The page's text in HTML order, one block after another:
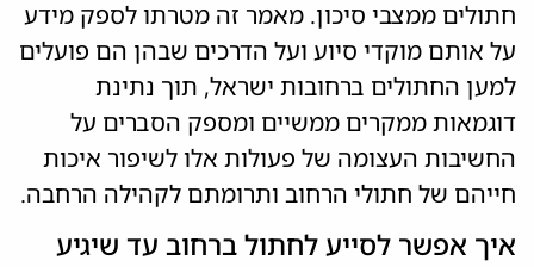
חתולים ממצבי סיכון. מאמר זה מטרתו לספק מידע
על אותם מוקדי סיוע ועל הדרכים שבהן הם פועלים
למען החתולים ברחובות ישראל, תוך נתינת
דוגמאות ממקרים ממשיים ומספק הסברים על
החשיבות העצומה של פעולות אלו לשיפור איכות
חייהם של חתולי הרחוב ותרומתם לקהילה הרחבה.
איך אפשר לסייע לחתול ברחוב עד שיגיע